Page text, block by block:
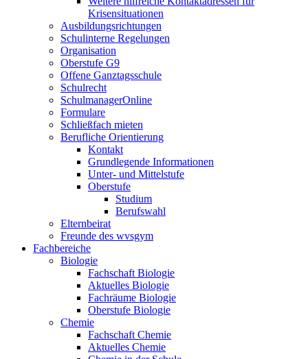
Krisensituationen
Ausbildungsrichtungen
Schulinterne Regelungen
Organisation
Oberstufe G9
Offene Ganztagsschule
Schulrecht
SchulmanagerOnline
Formulare
Schließfach mieten
Berufliche Orientierung
Kontakt
Grundlegende Informationen
Unter- und Mittelstufe
Oberstufe
Studium
Berufswahl
Elternbeirat
Freunde des wvsgym
Fachbereiche
Biologie
Fachschaft Biologie
Aktuelles Biologie
Fachräume Biologie
Oberstufe Biologie
Chemie
Fachschaft Chemie
Aktuelles Chemie